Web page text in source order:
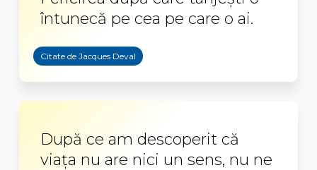
întunecă pe cea pe care o ai.
Citate de Jacques Deval
După ce am descoperit că
viața nu are nici un sens, nu ne